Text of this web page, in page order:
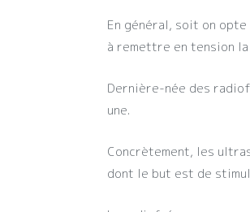
En général, soit on
à remettre en tension
Dernière-née des
une.
Concrètement, les
dont le but est de